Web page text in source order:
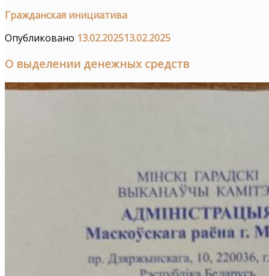
Гражданская инициатива
Опубликовано 13.02.202513.02.2025
О выделении денежных средств